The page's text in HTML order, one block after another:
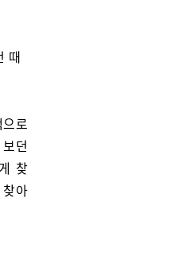
때
로
던
찾
아